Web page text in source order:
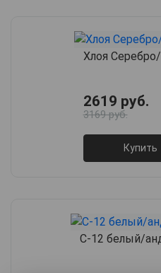
Хлоя
2619 руб.
3169 руб.
Купить
С-12 белый/